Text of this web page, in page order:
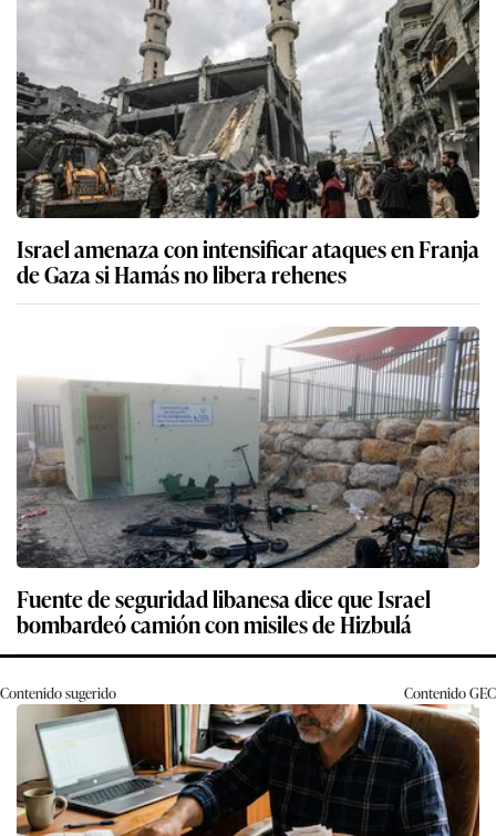
Israel amenaza con intensificar ataques en Franja
de Gaza si Hamás no libera rehenes
Fuente de seguridad libanesa dice que Israel
bombardeó camión con misiles de Hizbulá
Contenido sugerido ContenidoGEC